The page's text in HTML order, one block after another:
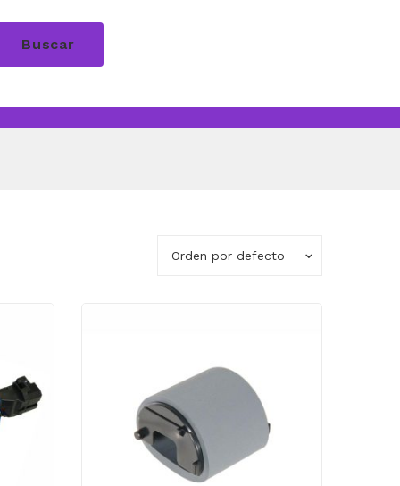
Buscar
Orden por defecto